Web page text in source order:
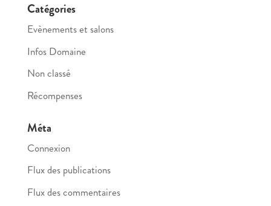
Catégories
Evènements et salons
Infos Domaine
Non classé
Récompenses
Méta
Connexion
Flux des publications
Flux des commentaires